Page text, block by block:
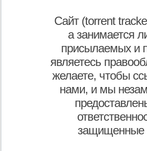
Сайт (torrent
а занимается
присылаемых и
являетесь
желаете, чтобы
нами, и мы
защищенные